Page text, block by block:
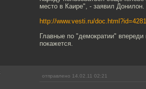
место в Каире", - заявил Донилон.
http://www.vesti.ru/
Главные по "демократии"
покажется.
отправлено 14.02.11 02:21